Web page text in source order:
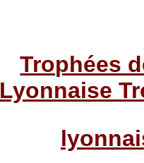
Trophées
Lyonnaise